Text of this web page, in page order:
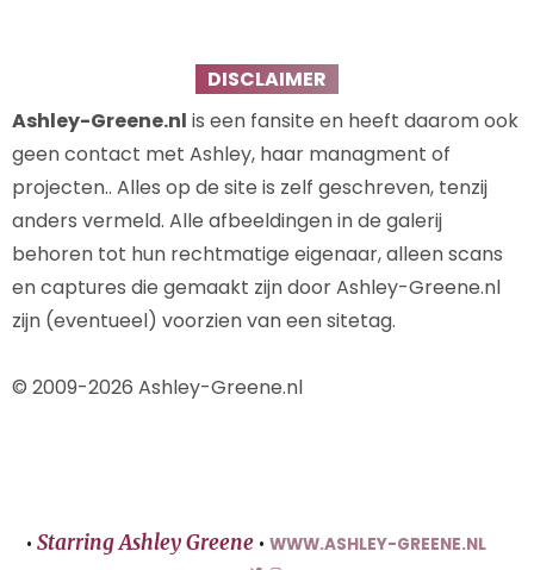
DISCLAIMER
Ashley-Greene.nl is een fansite en heeft daarom ook
geen contact met Ashley, haar managment of
projecten.. Alles op de site is zelf geschreven, tenzij
anders vermeld. Alle afbeeldingen in de galerij
behoren tot hun rechtmatige eigenaar, alleen scans
en captures die gemaakt zijn door Ashley-Greene.nl
zijn (eventueel) voorzien van een sitetag.
© 2009-2026 Ashley-Greene.nl
• Starring Ashley Greene • WWW.ASHLEY-GREENE.NL